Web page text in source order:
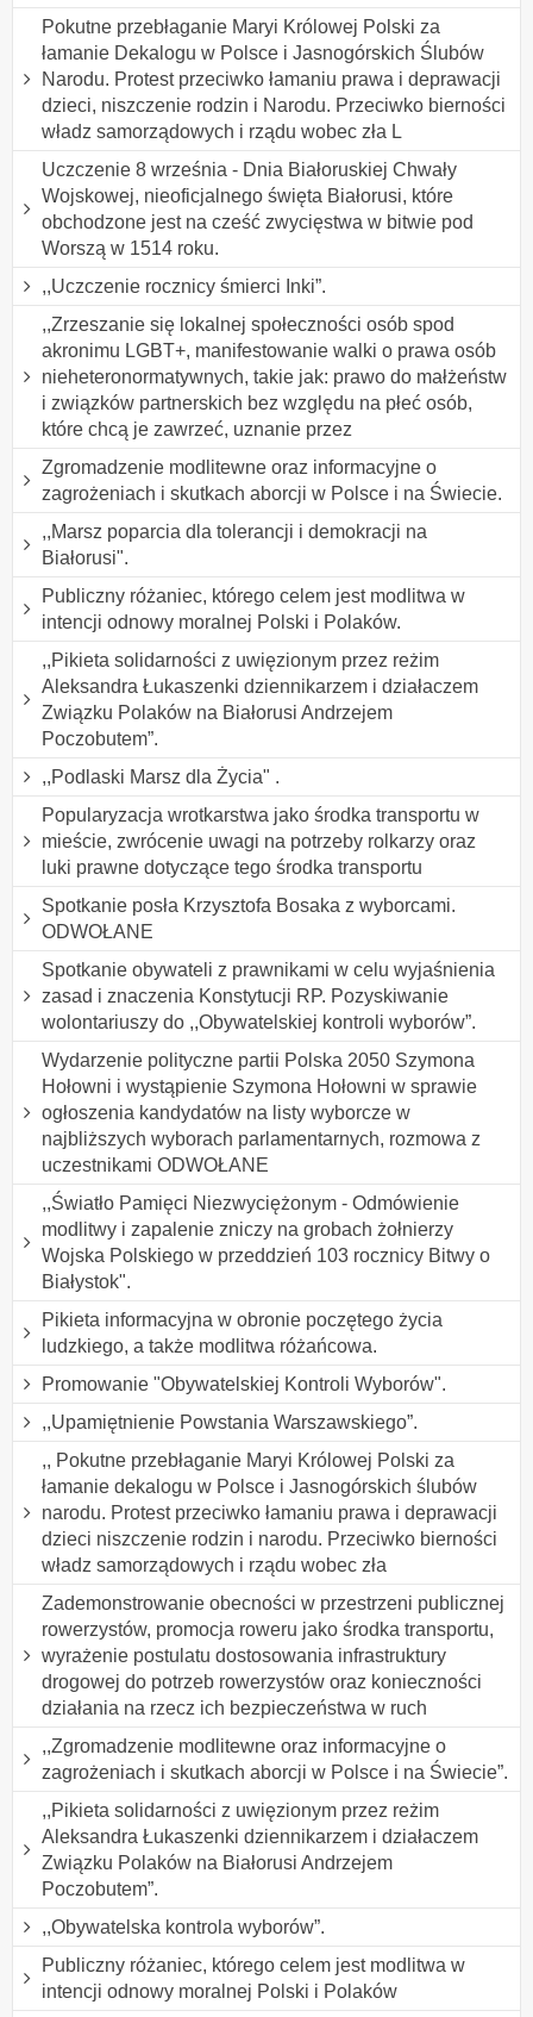
Pokutne przebłaganie Maryi Królowej Polski za
łamanie Dekalogu w Polsce i Jasnogórskich Ślubów
Narodu. Protest przeciwko łamaniu prawa i deprawacji
dzieci, niszczenie rodzin i Narodu. Przeciwko bierności
władz samorządowych i rządu wobec zła L
Uczczenie 8 września - Dnia Białoruskiej Chwały
Wojskowej, nieoficjalnego święta Białorusi, które
obchodzone jest na cześć zwycięstwa w bitwie pod
Worszą w 1514 roku.
,,Uczczenie rocznicy śmierci Inki”.
,,Zrzeszanie się lokalnej społeczności osób spod
akronimu LGBT+, manifestowanie walki o prawa osób
nieheteronormatywnych, takie jak: prawo do małżeństw
i związków partnerskich bez względu na płeć osób,
które chcą je zawrzeć, uznanie przez
Zgromadzenie modlitewne oraz informacyjne o
zagrożeniach i skutkach aborcji w Polsce i na Świecie.
,,Marsz poparcia dla tolerancji i demokracji na
Białorusi".
Publiczny różaniec, którego celem jest modlitwa w
intencji odnowy moralnej Polski i Polaków.
,,Pikieta solidarności z uwięzionym przez reżim
Aleksandra Łukaszenki dziennikarzem i działaczem
Związku Polaków na Białorusi Andrzejem
Poczobutem”.
,,Podlaski Marsz dla Życia" .
Popularyzacja wrotkarstwa jako środka transportu w
mieście, zwrócenie uwagi na potrzeby rolkarzy oraz
luki prawne dotyczące tego środka transportu
Spotkanie posła Krzysztofa Bosaka z wyborcami.
ODWOŁANE
Spotkanie obywateli z prawnikami w celu wyjaśnienia
zasad i znaczenia Konstytucji RP. Pozyskiwanie
wolontariuszy do ,,Obywatelskiej kontroli wyborów”.
Wydarzenie polityczne partii Polska 2050 Szymona
Hołowni i wystąpienie Szymona Hołowni w sprawie
ogłoszenia kandydatów na listy wyborcze w
najbliższych wyborach parlamentarnych, rozmowa z
uczestnikami ODWOŁANE
,,Światło Pamięci Niezwyciężonym - Odmówienie
modlitwy i zapalenie zniczy na grobach żołnierzy
Wojska Polskiego w przeddzień 103 rocznicy Bitwy o
Białystok".
Pikieta informacyjna w obronie poczętego życia
ludzkiego, a także modlitwa różańcowa.
Promowanie "Obywatelskiej Kontroli Wyborów".
,,Upamiętnienie Powstania Warszawskiego”.
,, Pokutne przebłaganie Maryi Królowej Polski za
łamanie dekalogu w Polsce i Jasnogórskich ślubów
narodu. Protest przeciwko łamaniu prawa i deprawacji
dzieci niszczenie rodzin i narodu. Przeciwko bierności
władz samorządowych i rządu wobec zła
Zademonstrowanie obecności w przestrzeni publicznej
rowerzystów, promocja roweru jako środka transportu,
wyrażenie postulatu dostosowania infrastruktury
drogowej do potrzeb rowerzystów oraz konieczności
działania na rzecz ich bezpieczeństwa w ruch
,,Zgromadzenie modlitewne oraz informacyjne o
zagrożeniach i skutkach aborcji w Polsce i na Świecie”.
,,Pikieta solidarności z uwięzionym przez reżim
Aleksandra Łukaszenki dziennikarzem i działaczem
Związku Polaków na Białorusi Andrzejem
Poczobutem”.
,,Obywatelska kontrola wyborów”.
Publiczny różaniec, którego celem jest modlitwa w
intencji odnowy moralnej Polski i Polaków